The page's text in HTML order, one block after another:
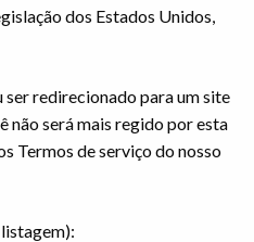
dos Estados Unidos,
ser redirecionado para um site
não será mais regido por esta
Termos de serviço do nosso